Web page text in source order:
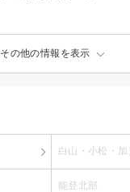
その他の情報を表示
白山・小松・加
能登北部